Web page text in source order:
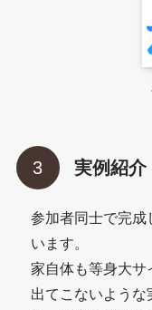
実例紹介
参加者同士で完成
います。
家自体も等身大サ
出てこないような